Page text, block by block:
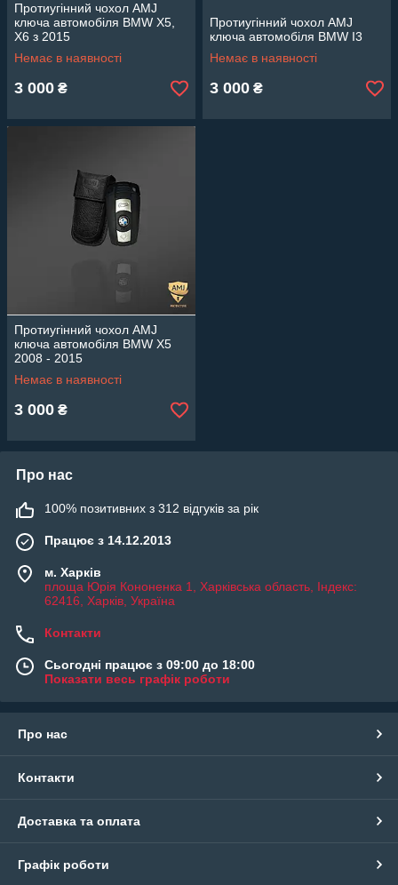
Протиугінний чохол AMJ
ключа автомобіля BMW Х5,
Х6 з 2015
Немає в наявності
3 000 ₴
Протиугінний чохол AMJ
ключа автомобіля BMW I3
Немає в наявності
3 000 ₴
Протиугінний чохол AMJ
ключа автомобіля BMW Х5
2008 - 2015
Немає в наявності
3 000 ₴
Про нас
100% позитивних з 312 відгуків за рік
Працює з 14.12.2013
м. Харків
площа Юрія Кононенка 1, Харківська область, Індекс:
62416, Харків, Україна
Контакти
Сьогодні працює з 09:00 до 18:00
Показати весь графік роботи
Про нас
Контакти
Доставка та оплата
Графік роботи